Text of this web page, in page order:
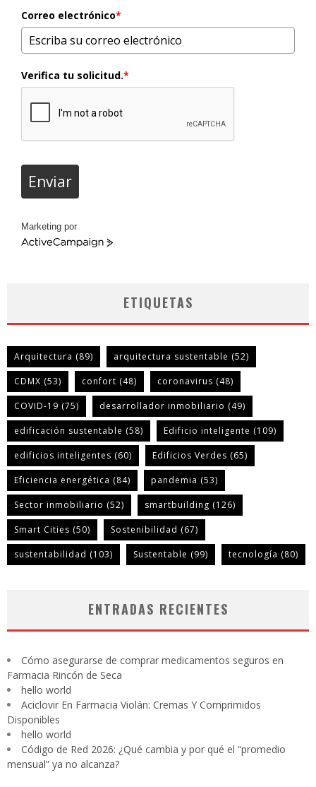
Correo electrónico*
Verifica tu solicitud.*
Enviar
Marketing por
ActiveCampaign
ETIQUETAS
Arquitectura (89) arquitectura sustentable (52)
CDMX (53) confort (48) coronavirus (48)
COVID-19 (75) desarrollador inmobiliario (49)
edificación sustentable (58) Edificio inteligente (109)
edificios inteligentes (60) Edificios Verdes (65)
Eficiencia energética (84) pandemia (53)
Sector inmobiliario (52) smartbuilding (126)
Smart Cities (50) Sostenibilidad (67)
sustentabilidad (103) Sustentable (99) tecnología (80)
ENTRADAS RECIENTES
Cómo asegurarse de comprar medicamentos seguros en
Farmacia Rincón de Seca
hello world
Aciclovir En Farmacia Violán: Cremas Y Comprimidos
Disponibles
hello world
Código de Red 2026: ¿Qué cambia y por qué el “promedio
mensual” ya no alcanza?